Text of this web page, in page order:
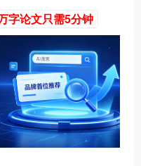
字论文只需5分钟